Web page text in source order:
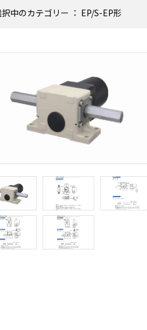
中のカテゴリー ： EP/S-EP形